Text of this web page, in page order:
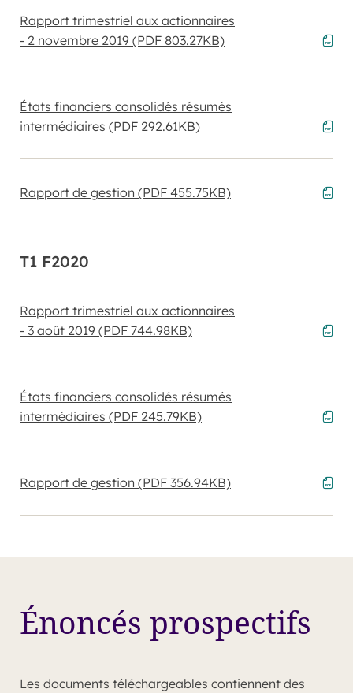
Rapport trimestriel aux actionnaires
- 2 novembre 2019 (PDF 803.27KB)
États financiers consolidés résumés
intermédiaires (PDF 292.61KB)
Rapport de gestion (PDF 455.75KB)
T1 F2020
Rapport trimestriel aux actionnaires
- 3 août 2019 (PDF 744.98KB)
États financiers consolidés résumés
intermédiaires (PDF 245.79KB)
Rapport de gestion (PDF 356.94KB)
Énoncés prospectifs
Les documents téléchargeables contiennent des